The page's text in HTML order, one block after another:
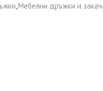
,Мебелни дръжки и